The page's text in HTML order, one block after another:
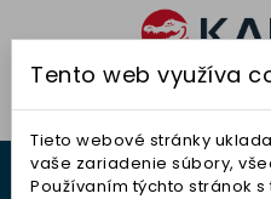

Tento web využíva
Tieto webové stránky
vaše zariadenie súbory,
Používaním týchto stránok